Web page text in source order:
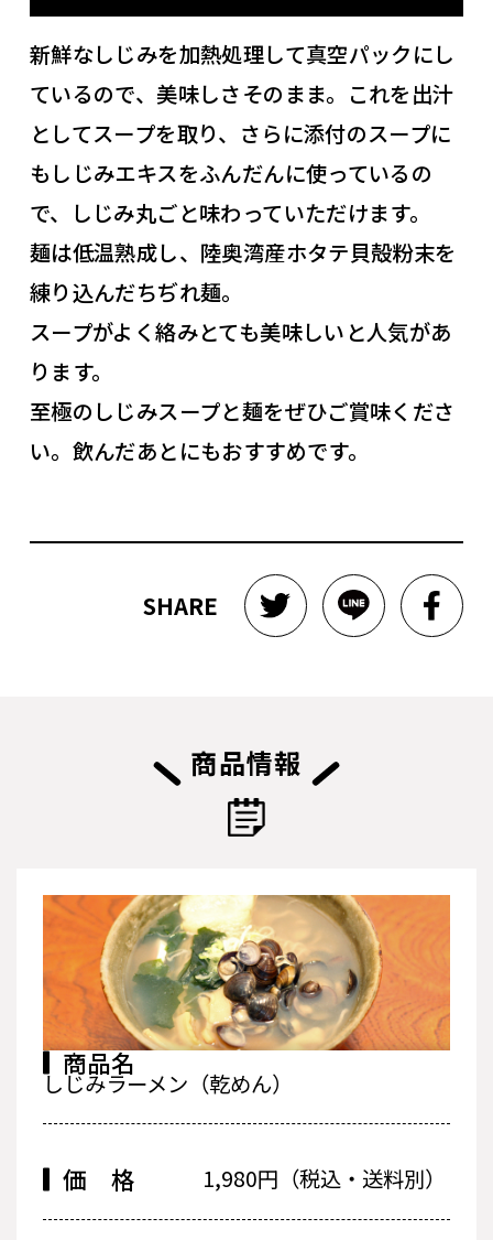
新鮮なしじみを加熱処理して真空パックにし
ているので、美味しさそのまま。これを出汁
としてスープを取り、さらに添付のスープに
もしじみエキスをふんだんに使っているの
で、しじみ丸ごと味わっていただけます。
麺は低温熟成し、陸奥湾産ホタテ貝殻粉末を
練り込んだちぢれ麺。
スープがよく絡みとても美味しいと人気があ
ります。
至極のしじみスープと麺をぜひご賞味くださ
い。飲んだあとにもおすすめです。
SHARE
商品情報
商品名
しじみラーメン（乾めん）
価 格 1,980円（税込・送料別）